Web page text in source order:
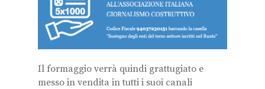
Il formaggio verrà quindi grattugiato e
messo in vendita in tutti i suoi canali